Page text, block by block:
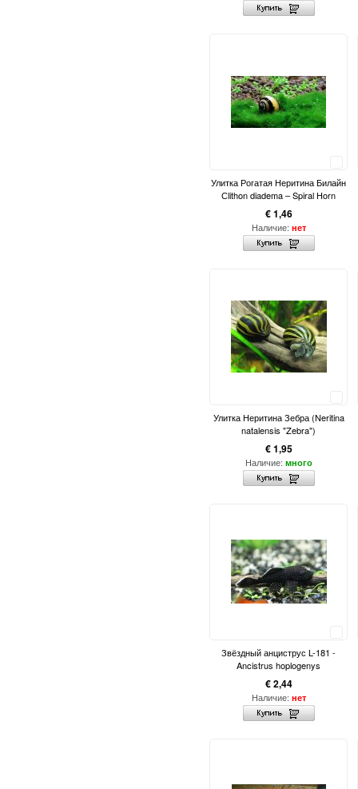
Улитка Рогатая Неритина Билайн
Сlithon diadema – Spiral Horn
€ 1,46
Наличие: нет
Улитка Неритина Зебра (Neritina
natalensis "Zebra")
€ 1,95
Наличие: много
Звёздный анциструс L-181 -
Ancistrus hoplogenys
€ 2,44
Наличие: нет